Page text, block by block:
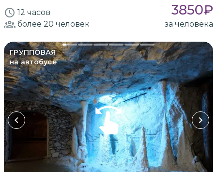
12 часов 3850₽
более 20 человек за человека
ГРУППОВАЯ
на автобусе